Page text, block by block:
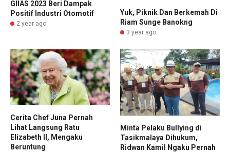
GIIAS 2023 Beri Dampak
Positif Industri Otomotif
2 year ago
Yuk, Piknik Dan Berkemah Di
Riam Sunge Banokng
3 year ago
Cerita Chef Juna Pernah
Lihat Langsung Ratu
Elizabeth II, Mengaku
Beruntung
Minta Pelaku Bullying di
Tasikmalaya Dihukum,
Ridwan Kamil Ngaku Pernah